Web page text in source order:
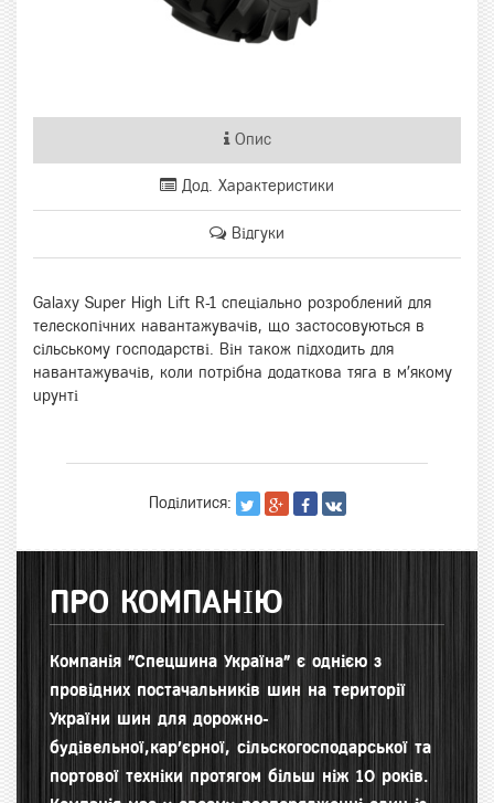
Опис
Дод. Характеристики
Відгуки
Galaxy Super High Lift R-1 спеціально розроблений для
телескопічних навантажувачів, що застосовуються в
сільському господарстві. Він також підходить для
навантажувачів, коли потрібна додаткова тяга в м'якому
uрунті
Поділитися:
ПРО КОМПАНІЮ
Компанія "Спецшина Україна" є однією з
провідних постачальників шин на території
України шин для дорожно-
будівельної,кар'єрної, сільскогосподарської та
портової техніки протягом більш ніж 10 років.